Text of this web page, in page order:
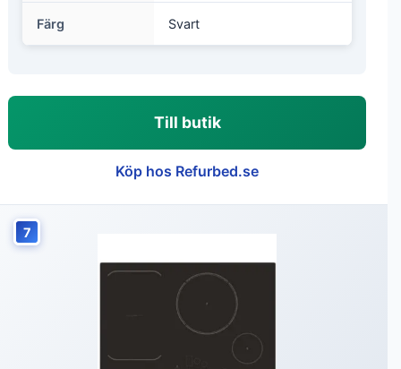
Färg Svart
Till butik
Köp hos Refurbed.se
7